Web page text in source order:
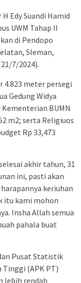
Edy Suandi Hamid
UWM Tahap II
di Pendopo
Sleman,
7/2024).
4.823 meter persegi
Gedung Widya
Kementerian BUMN
m2; serta Religiuos
Rp 33,473
akhir tahun, 31
ini, pasti akan
keriuhan
itu kami mohon
Insha Allah semua
pahala buat
Pusat Statistik
Tinggi (APK PT)
lebih rendah